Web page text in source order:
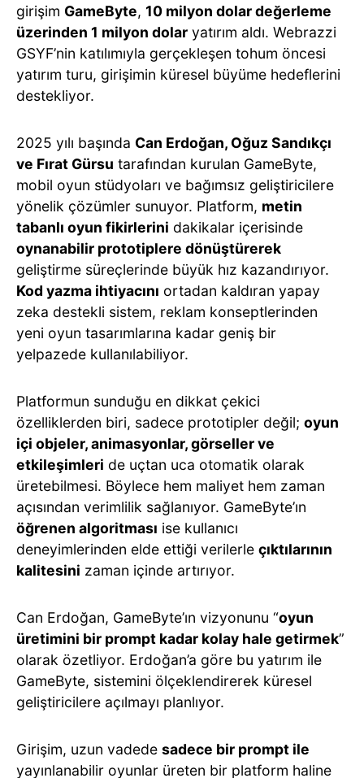
girişim GameByte, 10 milyon dolar değerleme
üzerinden 1 milyon dolar yatırım aldı. Webrazzi
GSYF’nin katılımıyla gerçekleşen tohum öncesi
yatırım turu, girişimin küresel büyüme hedeflerini
destekliyor.
2025 yılı başında Can Erdoğan, Oğuz Sandıkçı
ve Fırat Gürsu tarafından kurulan GameByte,
mobil oyun stüdyoları ve bağımsız geliştiricilere
yönelik çözümler sunuyor. Platform, metin
tabanlı oyun fikirlerini dakikalar içerisinde
oynanabilir prototiplere dönüştürerek
geliştirme süreçlerinde büyük hız kazandırıyor.
Kod yazma ihtiyacını ortadan kaldıran yapay
zeka destekli sistem, reklam konseptlerinden
yeni oyun tasarımlarına kadar geniş bir
yelpazede kullanılabiliyor.
Platformun sunduğu en dikkat çekici
özelliklerden biri, sadece prototipler değil; oyun
içi objeler, animasyonlar, görseller ve
etkileşimleri de uçtan uca otomatik olarak
üretebilmesi. Böylece hem maliyet hem zaman
açısından verimlilik sağlanıyor. GameByte’ın
öğrenen algoritması ise kullanıcı
deneyimlerinden elde ettiği verilerle çıktılarının
kalitesini zaman içinde artırıyor.
Can Erdoğan, GameByte’ın vizyonunu “oyun
üretimini bir prompt kadar kolay hale getirmek”
olarak özetliyor. Erdoğan’a göre bu yatırım ile
GameByte, sistemini ölçeklendirerek küresel
geliştiricilere açılmayı planlıyor.
Girişim, uzun vadede sadece bir prompt ile
yayınlanabilir oyunlar üreten bir platform haline